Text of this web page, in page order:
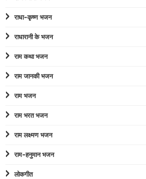
राधा-कृष्ण भजन
राधारानी के भजन
राम कथा भजन
राम जानकी भजन
राम भजन
राम भरत भजन
राम लक्ष्मण भजन
राम-हनुमान भजन
लोकगीत